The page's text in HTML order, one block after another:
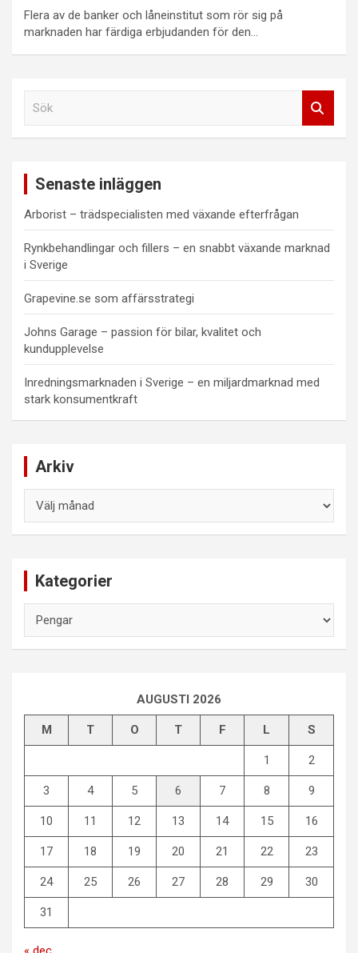
Flera av de banker och låneinstitut som rör sig på
marknaden har färdiga erbjudanden för den…
Senaste inläggen
Arborist – trädspecialisten med växande efterfrågan
Rynkbehandlingar och fillers – en snabbt växande marknad
i Sverige
Grapevine.se som affärsstrategi
Johns Garage – passion för bilar, kvalitet och
kundupplevelse
Inredningsmarknaden i Sverige – en miljardmarknad med
stark konsumentkraft
Arkiv
Kategorier
AUGUSTI 2026
M T O T F L S
1 2
3 4 5 6 7 8 9
10 11 12 13 14 15 16
17 18 19 20 21 22 23
24 25 26 27 28 29 30
31